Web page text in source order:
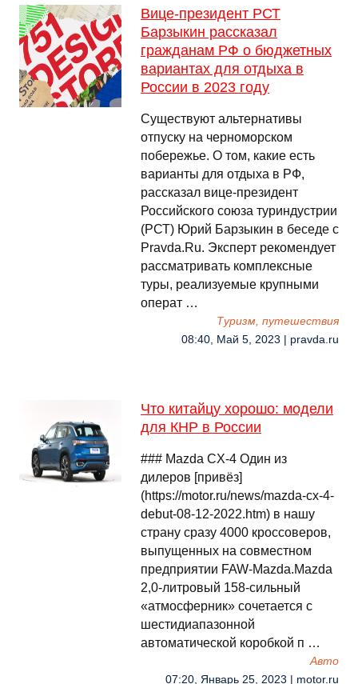
Вице-президент РСТ
Барзыкин рассказал
гражданам РФ о бюджетных
вариантах для отдыха в
России в 2023 году
Существуют альтернативы
отпуску на черноморском
побережье. О том, какие есть
варианты для отдыха в РФ,
рассказал вице-президент
Российского союза туриндустрии
(РСТ) Юрий Барзыкин в беседе с
Pravda.Ru. Эксперт рекомендует
рассматривать комплексные
туры, реализуемые крупными
операт …
Туризм, путешествия
08:40, Май 5, 2023 | pravda.ru
Что китайцу хорошо: модели
для КНР в России
### Mazda CX-4 Один из
дилеров [привёз]
(https://motor.ru/news/mazda-cx-4-
debut-08-12-2022.htm) в нашу
страну сразу 4000 кроссоверов,
выпущенных на совместном
предприятии FAW-Mazda.Mazda
2,0-литровый 158-сильный
«атмосферник» сочетается с
шестидиапазонной
автоматической коробкой п …
Авто
07:20, Январь 25, 2023 | motor.ru